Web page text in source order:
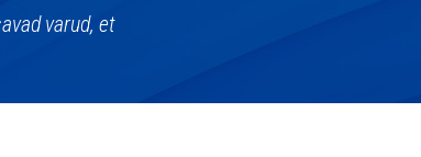
varud, et